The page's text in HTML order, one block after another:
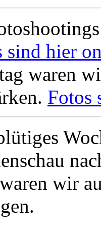
sind hier
waren
Fotos
wir